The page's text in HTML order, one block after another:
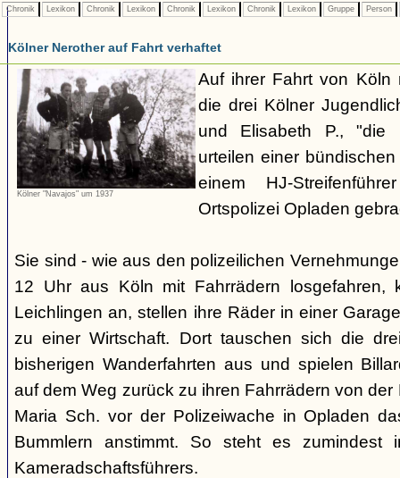
Chronik Lexikon Chronik Lexikon Chronik Lexikon Chronik Lexikon Gruppe Person
Kölner Nerother auf Fahrt verhaftet
Kölner "Navajos" um 1937
Auf ihrer Fahrt von Köln
die drei Kölner
und Elisabeth P., "die
urteilen einer
einem HJ-
Ortspolizei Opladen
Sie sind - wie aus den polizeilichen
12 Uhr aus Köln mit Fahrrädern losgefahren,
Leichlingen an, stellen ihre Räder in einer
zu einer Wirtschaft. Dort tauschen sich die
bisherigen Wanderfahrten aus und spielen
auf dem Weg zurück zu ihren Fahrrädern von
Maria Sch. vor der Polizeiwache in Opladen
Bummlern anstimmt. So steht es
Kameradschaftsführers.